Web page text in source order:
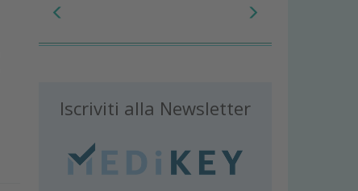
Iscriviti alla Newsletter